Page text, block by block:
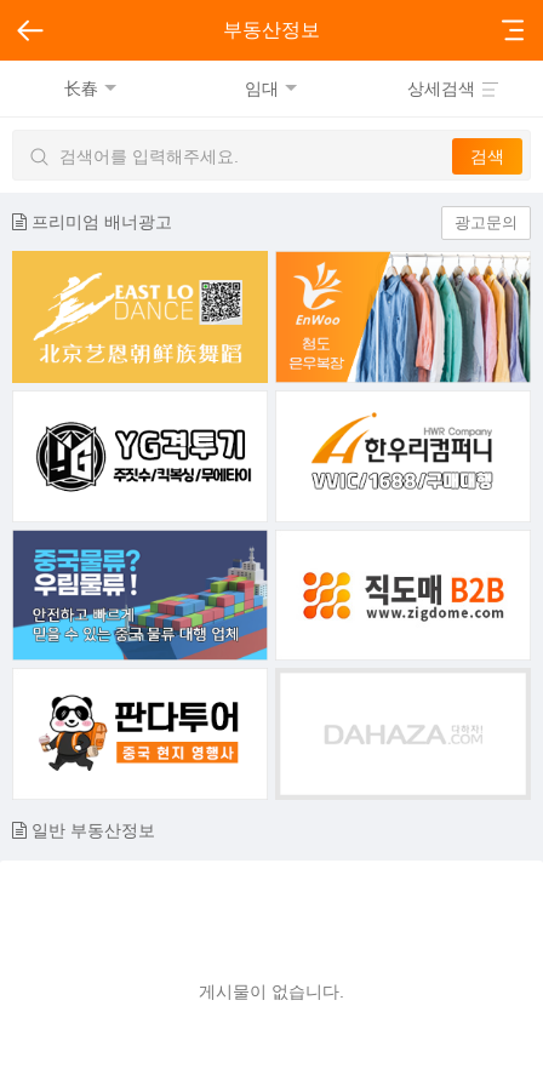
부동산정보
长春 임대 상세검색
프리미엄 배너광고 광고문의
일반 부동산정보
게시물이 없습니다.